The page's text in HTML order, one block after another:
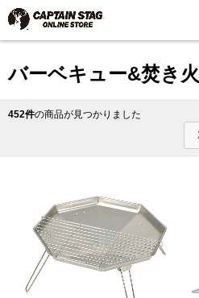
バーベキュー&焚き火
452件の商品が見つかりました